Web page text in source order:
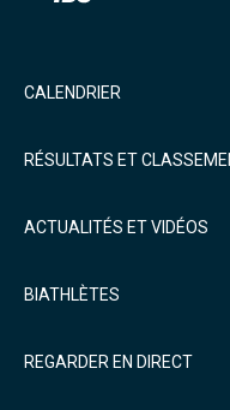
CALENDRIER
RÉSULTATS ET
ACTUALITÉS ET VIDÉOS
BIATHLÈTES
REGARDER EN DIRECT